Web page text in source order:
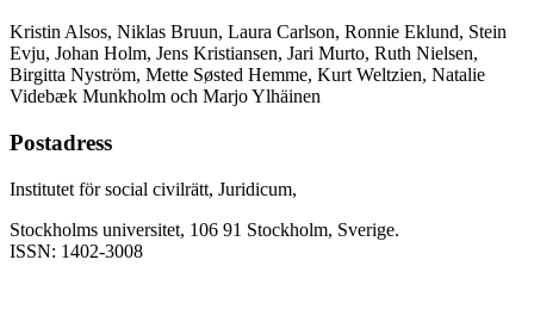
Kristin Alsos, Niklas Bruun, Laura Carlson, Ronnie Eklund, Stein
Evju, Johan Holm, Jens Kristiansen, Jari Murto, Ruth Nielsen,
Birgitta Nyström, Mette Søsted Hemme, Kurt Weltzien, Natalie
Videbæk Munkholm och Marjo Ylhäinen
Postadress
Institutet för social civilrätt, Juridicum,
Stockholms universitet, 106 91 Stockholm, Sverige.
ISSN: 1402-3008